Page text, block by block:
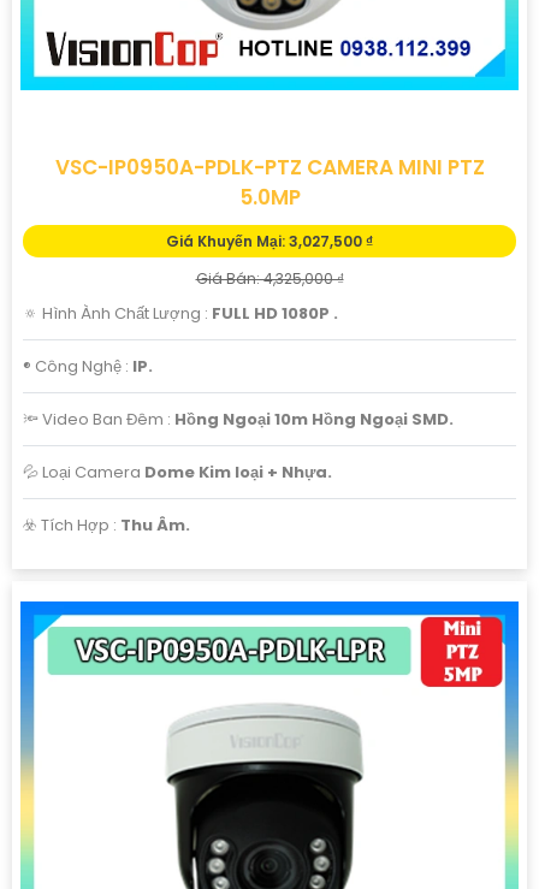
VSC-IP0950A-PDLK-PTZ CAMERA MINI PTZ
5.0MP
Giá Khuyến Mại: 3,027,500 ₫
Giá Bán: 4,325,000 ₫
🔅 Hình Ành Chất Lượng : FULL HD 1080P .
®️ Công Nghệ : IP.
🔦 Video Ban Đêm : Hồng Ngoại 10m Hồng Ngoại SMD.
💦 Loại Camera Dome Kim loại + Nhựa.
️☣️ Tích Hợp : Thu Âm.